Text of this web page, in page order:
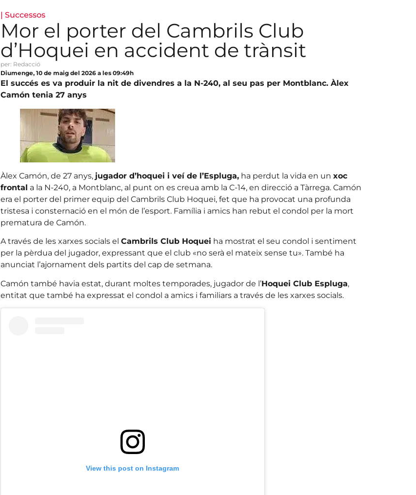
| Successos
Mor el porter del Cambrils Club
d’Hoquei en accident de trànsit
per: Redacció
Diumenge, 10 de maig del 2026 a les 09:49h
El succés es va produir la nit de divendres a la N-240, al seu pas per Montblanc. Àlex
Camón tenia 27 anys
Àlex Camón, de 27 anys, jugador d’hoquei i veí de l’Espluga,ha perdut la vida en un xoc
frontal a la N-240, a Montblanc, al punt on es creua amb la C-14, en direcció a Tàrrega. Camón
era el porter del primer equip del Cambrils Club Hoquei, fet que ha provocat una profunda
tristesa i consternació en el món de l’esport. Família i amics han rebut el condol per la mort
prematura de Camón.
A través de les xarxes socials el Cambrils Club Hoquei ha mostrat el seu condol i sentiment
per la pèrdua del jugador, expressant que el club «no serà el mateix sense tu». També ha
anunciat l’ajornament dels partits del cap de setmana.
Camón també havia estat, durant moltes temporades, jugador de l’Hoquei Club Espluga,
entitat que també ha expressat el condol a amics i familiars a través de les xarxes socials.
View this post on Instagram